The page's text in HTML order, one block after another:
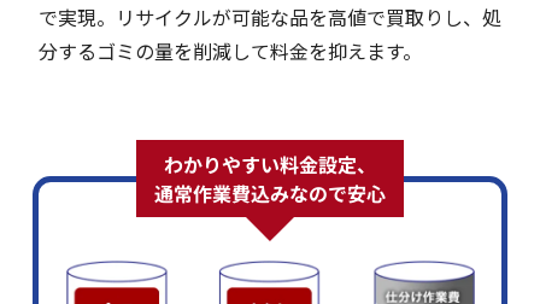
で実現。リサイクルが可能な品を高値で買取りし、処
分するゴミの量を削減して料金を抑えます。
わかりやすい料金設定、
通常作業費込みなので安心